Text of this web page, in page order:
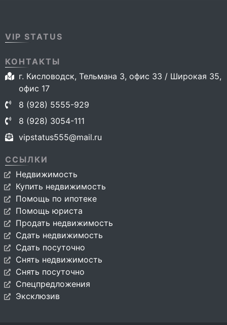
VIP STATUS
КОНТАКТЫ
г. Кисловодск, Тельмана 3, офис 33 / Широкая 35,
офис 17
8 (928) 5555-929
8 (928) 3054-111
vipstatus555@mail.ru
ССЫЛКИ
Недвижимость
Купить недвижимость
Помощь по ипотеке
Помощь юриста
Продать недвижимость
Сдать недвижимость
Сдать посуточно
Снять недвижимость
Снять посуточно
Спецпредложения
Эксклюзив